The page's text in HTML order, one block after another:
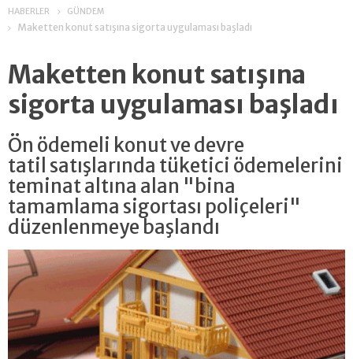
HABERLER GÜNDEM
Maketten konut satışına sigorta uygulaması başladı
Maketten konut satışına
sigorta uygulaması başladı
Ön ödemeli konut ve devre
tatil satışlarında tüketici ödemelerini
teminat altına alan "bina
tamamlama sigortası poliçeleri"
düzenlenmeye başlandı